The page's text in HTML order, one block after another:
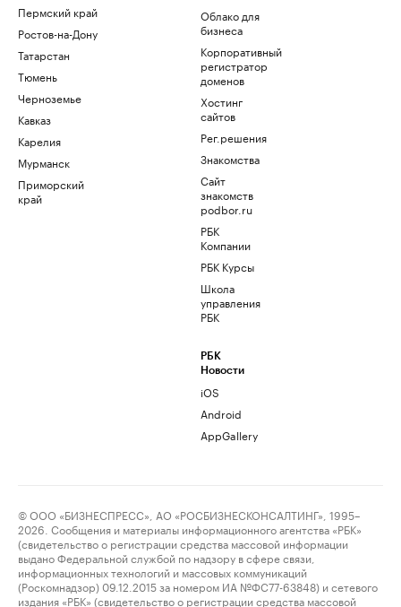
Пермский край
Ростов-на-Дону
Татарстан
Тюмень
Черноземье
Кавказ
Карелия
Мурманск
Приморский
край
Облако для
бизнеса
Корпоративный
регистратор
доменов
Хостинг
сайтов
Рег.решения
Знакомства
Сайт
знакомств
podbor.ru
РБК
Компании
РБК Курсы
Школа
управления
РБК
РБК
Новости
iOS
Android
AppGallery
© ООО «БИЗНЕСПРЕСС», АО «РОСБИЗНЕСКОНСАЛТИНГ», 1995–
2026. Сообщения и материалы информационного агентства «РБК»
(свидетельство о регистрации средства массовой информации
выдано Федеральной службой по надзору в сфере связи,
информационных технологий и массовых коммуникаций
(Роскомнадзор) 09.12.2015 за номером ИА №ФС77-63848) и сетевого
издания «РБК» (свидетельство о регистрации средства массовой